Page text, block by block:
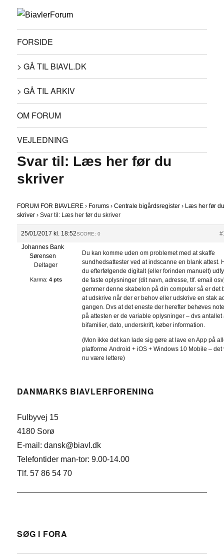
FORSIDE
> GÅ TIL BIAVL.DK
> GÅ TIL ARKIV
OM FORUM
VEJLEDNING
Svar til: Læs her før du
skriver
FORUM FOR BIAVLERE › Forums › Centrale bigårdsregister › Læs her før
skriver › Svar til: Læs her før du skriver
25/01/2017 kl. 18:52SCORE: 0
Johannes Bank
Sørensen
Deltager
Karma: 4 pts
Du kan komme uden om problemet med at skaffe
sundhedsattester ved at indscanne en blank attest.
du efterfølgende digitalt (eller forinden manuelt)
de faste oplysninger (dit navn, adresse, tlf. email
gemmer denne skabelon på din computer så er det
at udskrive når der er behov eller udskrive en stak
gangen. Dvs at det eneste der herefter behøves
på attesten er de variable oplysninger – dvs antallet
bifamilier, dato, underskrift, køber information.
(Mon ikke det kan lade sig gøre at lave en App på
platforme Android + iOS + Windows 10 Mobile – det
nu være lettere)
DANMARKS BIAVLERFORENING
Fulbyvej 15
4180 Sorø
E-mail: dansk@biavl.dk
Telefontider man-tor: 9.00-14.00
Tlf. 57 86 54 70
SØG I FORA